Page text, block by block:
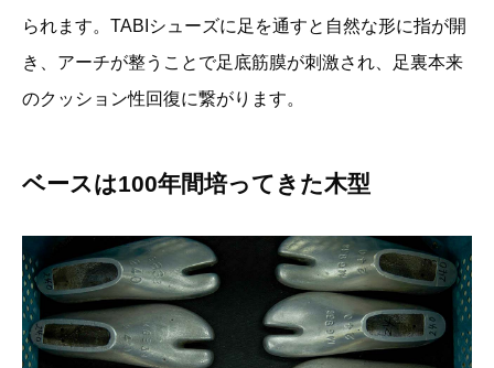
られます。TABIシューズに足を通すと自然な形に指が開
き、アーチが整うことで足底筋膜が刺激され、足裏本来
のクッション性回復に繋がります。
ベースは100年間培ってきた木型